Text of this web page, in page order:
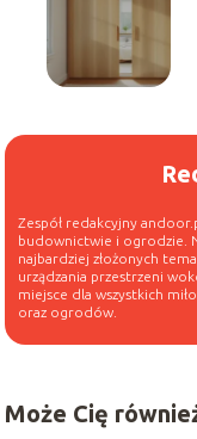
Zespół redakcyjny
budownictwie i ogrodzie.
najbardziej złożonych
urządzania przestrzeni
miejsce dla wszystkich
oraz ogrodów.
Może Cię